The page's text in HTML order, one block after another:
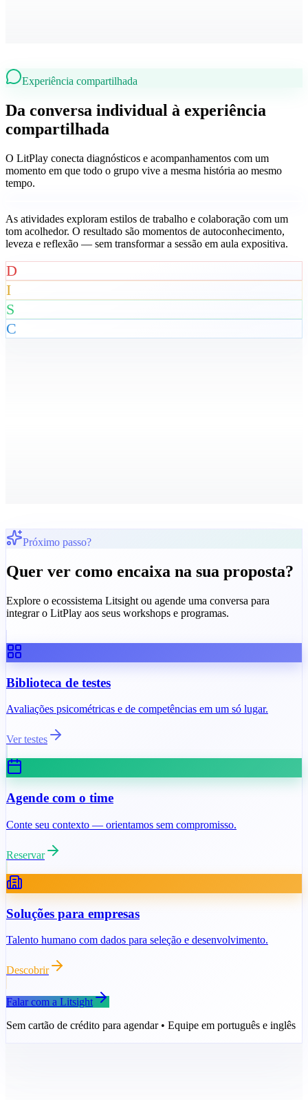
Experiência compartilhada
Da conversa individual à experiência
compartilhada
O LitPlay conecta diagnósticos e acompanhamentos com um
momento em que todo o grupo vive a mesma história ao mesmo
tempo.
As atividades exploram estilos de trabalho e colaboração com um
tom acolhedor. O resultado são momentos de autoconhecimento,
leveza e reflexão — sem transformar a sessão em aula expositiva.
D
I
S
C
Próximo passo?
Quer ver como encaixa na sua proposta?
Explore o ecossistema Litsight ou agende uma conversa para
integrar o LitPlay aos seus workshops e programas.
Biblioteca de testes
Avaliações psicométricas e de competências em um só lugar.
Ver testes
Agende com o time
Conte seu contexto — orientamos sem compromisso.
Reservar
Soluções para empresas
Talento humano com dados para seleção e desenvolvimento.
Descobrir
Falar com a Litsight
Sem cartão de crédito para agendar • Equipe em português e inglês